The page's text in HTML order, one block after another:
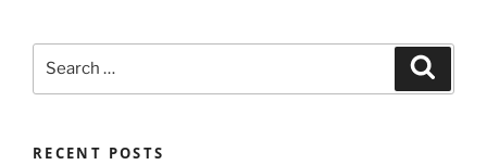
RECENT POSTS